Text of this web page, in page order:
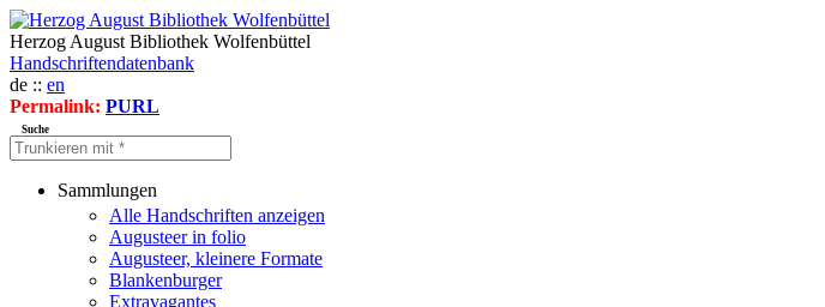
Herzog August Bibliothek Wolfenbüttel
Handschriftendatenbank
de :: en
Permalink: PURL
Suche
Sammlungen
Alle Handschriften anzeigen
Augusteer in folio
Augusteer, kleinere Formate
Blankenburger
Extravagantes